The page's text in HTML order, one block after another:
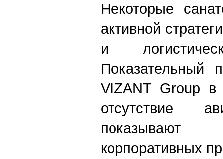
Некоторые
активной
и
Показательный
VIZANT Group
отсутствие
показывают
корпоративных